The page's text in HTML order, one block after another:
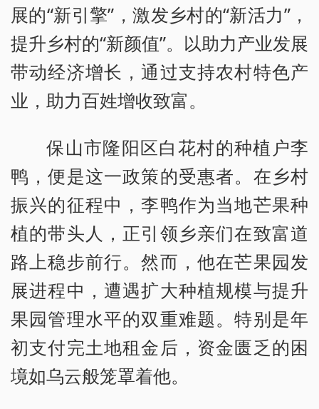
展的“新引擎”，激发乡村的“新活力”，
提升乡村的“新颜值”。以助力产业发展
带动经济增长，通过支持农村特色产
业，助力百姓增收致富。
保山市隆阳区白花村的种植户李
鸭，便是这一政策的受惠者。在乡村
振兴的征程中，李鸭作为当地芒果种
植的带头人，正引领乡亲们在致富道
路上稳步前行。然而，他在芒果园发
展进程中，遭遇扩大种植规模与提升
果园管理水平的双重难题。特别是年
初支付完土地租金后，资金匮乏的困
境如乌云般笼罩着他。